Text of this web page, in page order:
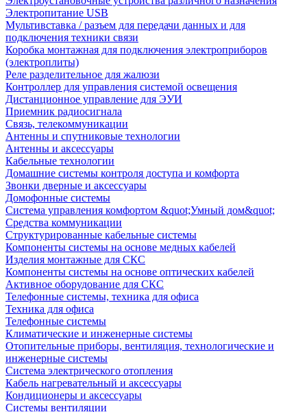
Электропитание USB
Мультивставка / разъем для передачи данных и для
подключения техники связи
Коробка монтажная для подключения электроприборов
(электроплиты)
Реле разделительное для жалюзи
Контроллер для управления системой освещения
Дистанционное управление для ЭУИ
Приемник радиосигнала
Связь, телекоммуникации
Антенны и спутниковые технологии
Антенны и аксессуары
Кабельные технологии
Домашние системы контроля доступа и комфорта
Звонки дверные и аксессуары
Домофонные системы
Система управления комфортом &quot;Умный дом&quot;
Средства коммуникации
Структурированные кабельные системы
Компоненты системы на основе медных кабелей
Изделия монтажные для СКС
Компоненты системы на основе оптических кабелей
Активное оборудование для СКС
Телефонные системы, техника для офиса
Техника для офиса
Телефонные системы
Климатические и инженерные системы
Отопительные приборы, вентиляция, технологические и
инженерные системы
Система электрического отопления
Кабель нагревательный и аксессуары
Кондиционеры и аксессуары
Системы вентиляции